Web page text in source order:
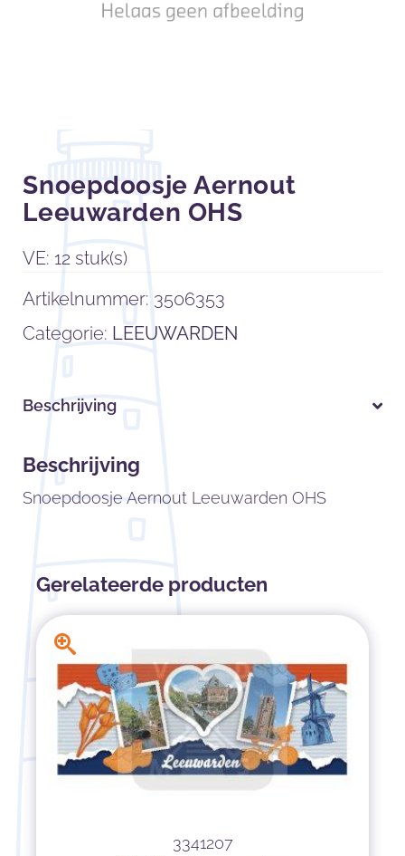
Snoepdoosje Aernout
Leeuwarden OHS
VE: 12 stuk(s)
Artikelnummer: 3506353
Categorie: LEEUWARDEN
Beschrijving
Beschrijving
Snoepdoosje Aernout Leeuwarden OHS
Gerelateerde producten
3341207